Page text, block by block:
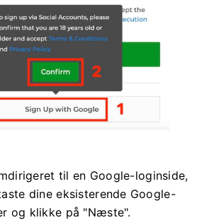
til en Google-loginside,
dine eksisterende Google-
og klikke på "Næste".